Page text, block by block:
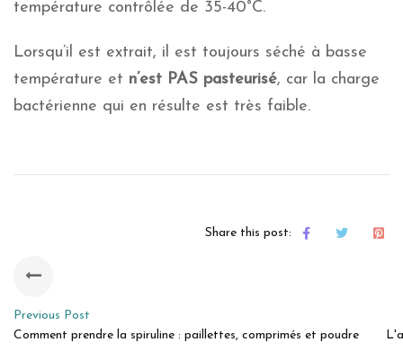
température contrôlée de 35-40°C.
Lorsqu’il est extrait, il est toujours séché à basse
température et n’est PAS pasteurisé, car la charge
bactérienne qui en résulte est très faible.
Share this post:
Previous Post
Comment prendre la spiruline : paillettes, comprimés et poudre